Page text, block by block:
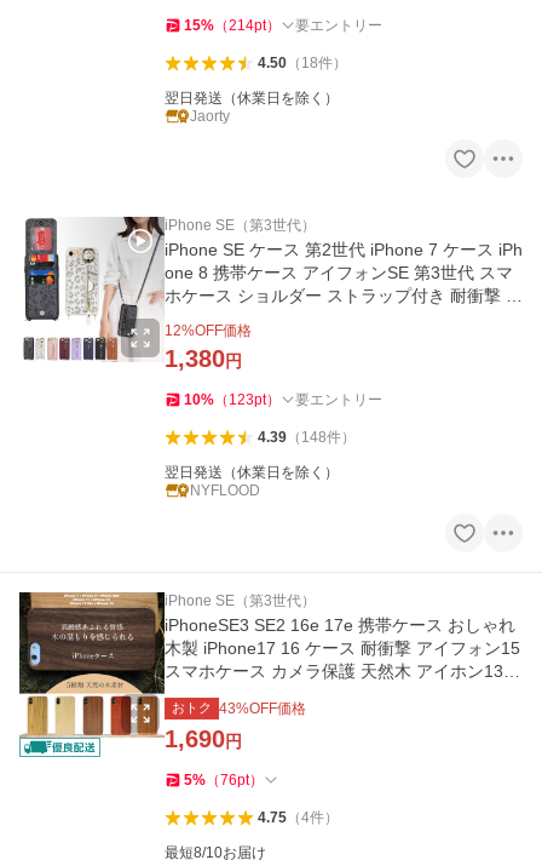
15% （214pt） 要エントリー
4.50（ 18件）
翌日発送（休業日を除く）
Jaorty
iPhone SE（第3世代）
iPhone SE ケース 第2世代 iPhone 7 ケース iPh
one 8 携帯ケース アイフォンSE 第3世代 スマ
ホケース ショルダー ストラップ付き 耐衝撃 背
12%OFF価格
1,380円
10% （ 123pt） 要エントリー
4.39（ 148件）
翌日発送（休業日を除く）
NYFLOOD
iPhone SE（第3世代）
iPhoneSE3 SE2 16e 17e 携帯ケース おしゃれ
木製 iPhone17 16 ケース 耐衝撃 アイフォン15
スマホケース カメラ保護 天然木 アイホン13 1
2 14 カバー
おトク 43%OFF価格
1,690円
5% （76pt）
4.75（4件）
最短8/10お届け